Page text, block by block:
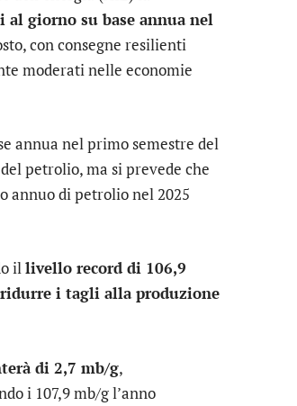
giorno su base annua nel
con consegne resilienti
moderati nelle economie
annua nel primo semestre del
del petrolio, ma si prevede che
annuo di petrolio nel 2025
illivello record di 106,9
i tagli alla produzione
di 2,7 mb/g,
i 107,9 mb/g l’anno